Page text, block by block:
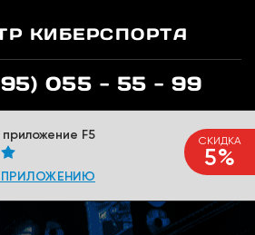
КИБЕРСПОРТА
055 - 55 - 99
F5
ПРИЛОЖЕНИЮ
СКИДКА
5%